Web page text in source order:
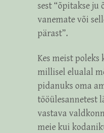
sest “õpitakse ju
vanemate või
pärast”.
Kes meist
millisel elualal
pidanuks oma
tööülesannetest
vastava
meie kui